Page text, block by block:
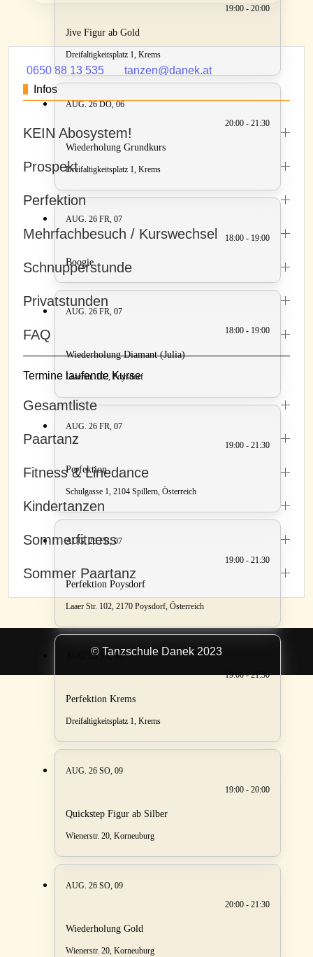
19:00 - 20:00
Jive Figur ab Gold
Dreifaltigkeitsplatz 1, Krems
AUG. 26 DO, 06
20:00 - 21:30
Wiederholung Grundkurs
Dreifaltigkeitsplatz 1, Krems
AUG. 26 FR, 07
18:00 - 19:00
Boogie
AUG. 26 FR, 07
18:00 - 19:00
Wiederholung Diamant (Julia)
Laaerstr. 102, Poysdorf
AUG. 26 FR, 07
19:00 - 21:30
Perfektion
Schulgasse 1, 2104 Spillern, Österreich
AUG. 26FR, 07
19:00 - 21:30
Perfektion Poysdorf
Laaer Str. 102, 2170 Poysdorf, Österreich
AUG. 26 SA, 08
19:00 - 21:30
Perfektion Krems
Dreifaltigkeitsplatz 1, Krems
AUG. 26 SO, 09
19:00 - 20:00
Quickstep Figur ab Silber
Wienerstr. 20, Korneuburg
AUG. 26 SO, 09
20:00 - 21:30
Wiederholung Gold
Wienerstr. 20, Korneuburg
0650 88 13 535
tanzen@danek.at
Infos
KEIN Abosystem!
Prospekt
Perfektion
Mehrfachbesuch / Kurswechsel
Schnupperstunde
Privatstunden
FAQ
Termine laufende Kurse
Gesamtliste
Paartanz
Fitness & Linedance
Kindertanzen
Sommerfitness
Sommer Paartanz
© Tanzschule Danek 2023